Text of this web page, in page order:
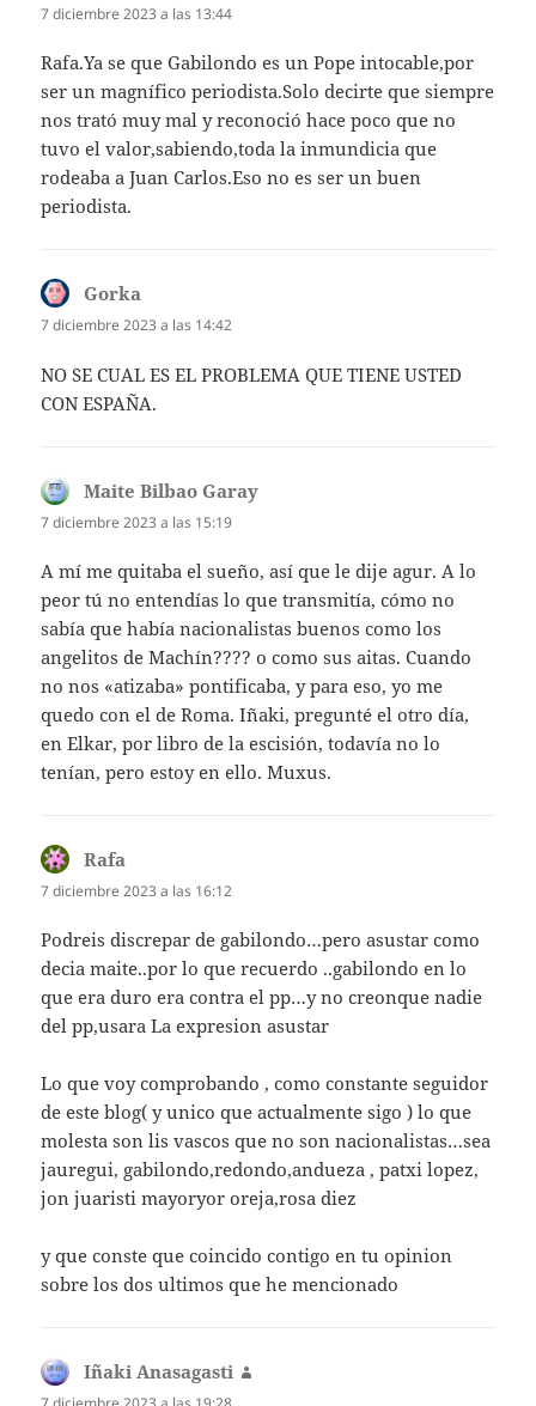
7 diciembre 2023 a las 13:44
Rafa.Ya se que Gabilondo es un Pope intocable,por
ser un magnífico periodista.Solo decirte que siempre
nos trató muy mal y reconoció hace poco que no
tuvo el valor,sabiendo,toda la inmundicia que
rodeaba a Juan Carlos.Eso no es ser un buen
periodista.
Gorka
7 diciembre 2023 a las 14:42
NO SE CUAL ES EL PROBLEMA QUE TIENE USTED
CON ESPAÑA.
Maite Bilbao Garay
7 diciembre 2023 a las 15:19
A mí me quitaba el sueño, así que le dije agur. A lo
peor tú no entendías lo que transmitía, cómo no
sabía que había nacionalistas buenos como los
angelitos de Machín???? o como sus aitas. Cuando
no nos «atizaba» pontificaba, y para eso, yo me
quedo con el de Roma. Iñaki, pregunté el otro día,
en Elkar, por libro de la escisión, todavía no lo
tenían, pero estoy en ello. Muxus.
Rafa
7 diciembre 2023 a las 16:12
Podreis discrepar de gabilondo…pero asustar como
decia maite..por lo que recuerdo ..gabilondo en lo
que era duro era contra el pp…y no creonque nadie
del pp,usara La expresion asustar
Lo que voy comprobando , como constante seguidor
de este blog( y unico que actualmente sigo ) lo que
molesta son lis vascos que no son nacionalistas…sea
jauregui, gabilondo,redondo,andueza , patxi lopez,
jon juaristi mayoryor oreja,rosa diez
y que conste que coincido contigo en tu opinion
sobre los dos ultimos que he mencionado
Iñaki Anasagasti